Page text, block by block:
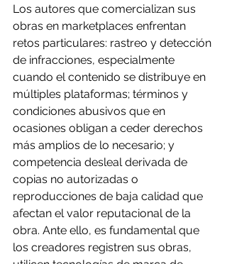
Los autores que comercializan sus
obras en marketplaces enfrentan
retos particulares: rastreo y detección
de infracciones, especialmente
cuando el contenido se distribuye en
múltiples plataformas; términos y
condiciones abusivos que en
ocasiones obligan a ceder derechos
más amplios de lo necesario; y
competencia desleal derivada de
copias no autorizadas o
reproducciones de baja calidad que
afectan el valor reputacional de la
obra. Ante ello, es fundamental que
los creadores registren sus obras,